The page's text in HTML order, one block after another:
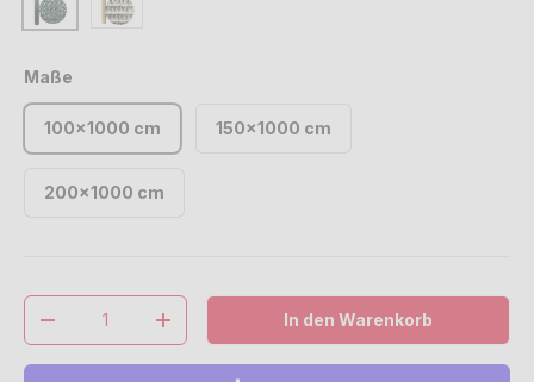
Maße
100x1000 cm 150x1000 cm
200x1000 cm
Anzahl
Menge verringernMenge erhöhenIn den Warenkorb